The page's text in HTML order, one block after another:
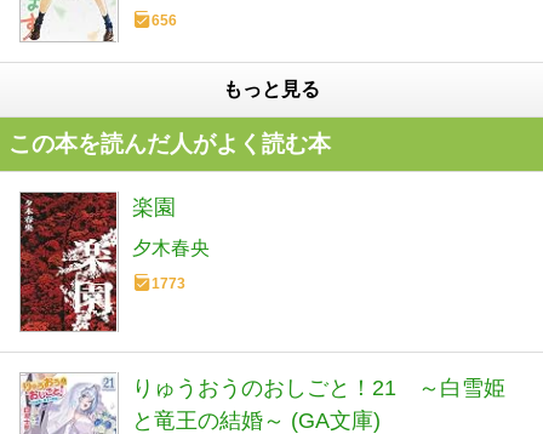
656
もっと見る
この本を読んだ人がよく読む本
楽園
夕木春央
1773
りゅうおうのおしごと！21 ～白雪姫
と竜王の結婚～ (GA文庫)